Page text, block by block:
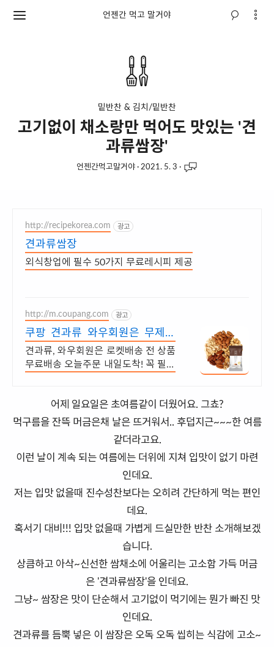
언젠간 먹고 말거야
밑반찬 & 김치/밑반찬
고기없이 채소랑만 먹어도 맛있는 '견
과류쌈장'
언젠간먹고말거야· 2021. 5. 3 ·
http://recipekorea.com 광고
견과류쌈장
외식창업에 필수 50가지 무료레시피 제공
http://m.coupang.com 광고
쿠팡 견과류 와우회원은 무제한
무료 배송
견과류, 와우회원은 로켓배송 전 상품
무료배송 오늘주문 내일도착! 꼭 필요
어제 일요일은 초여름같이 더웠어요. 그쵸?
먹구름을 잔뜩 머금은채 날은 뜨거워서.. 후덥지근~~~한 여름
같더라고요.
이런 날이 계속 되는 여름에는 더위에 지쳐 입맛이 없기 마련
인데요.
저는 입맛 없을때 진수성찬보다는 오히려 간단하게 먹는 편인
데요.
혹서기 대비!!! 입맛 없을때 가볍게 드실만한 반찬 소개해보겠
습니다.
상큼하고 아삭~신선한 쌈채소에 어울리는 고소함 가득 머금
은 '견과류쌈장'을 인데요.
그냥~ 쌈장은 맛이 단순해서 고기없이 먹기에는 뭔가 빠진 맛
인데요.
견과류를 듬뿍 넣은 이 쌈장은 오독 오독 씹히는 식감에 고소~